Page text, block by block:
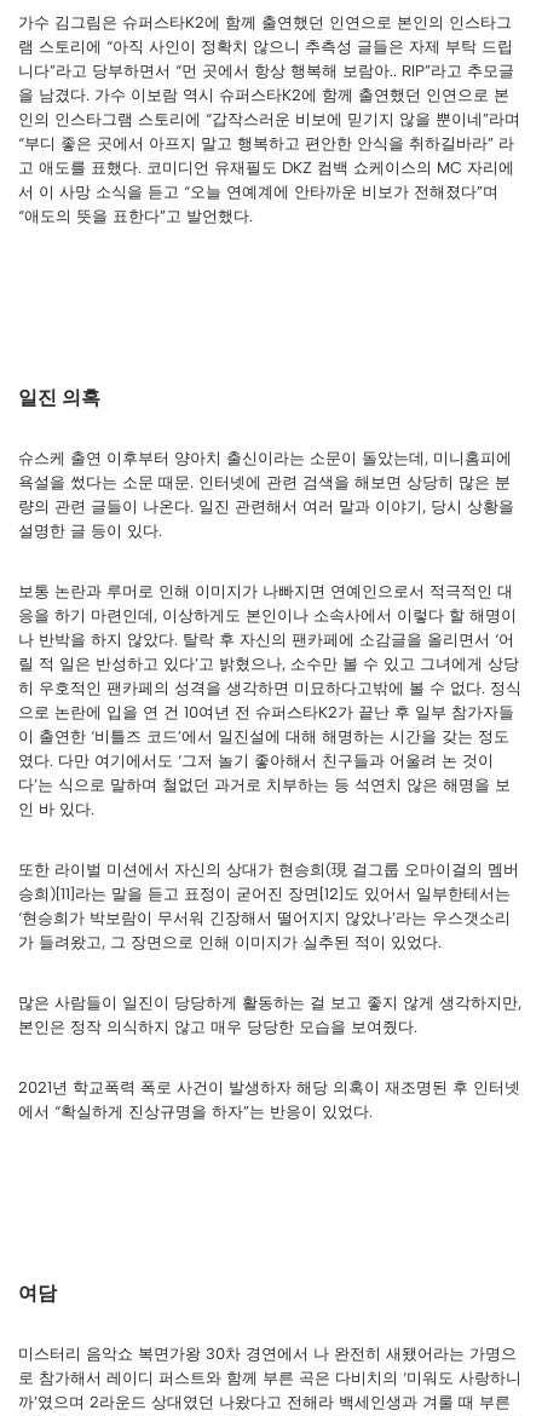
가수 김그림은 슈퍼스타K2에 함께 출연했던 인연으로 본인의 인스타그
램 스토리에 “아직 사인이 정확치 않으니 추측성 글들은 자제 부탁 드립
니다”라고 당부하면서 “먼 곳에서 항상 행복해 보람아.. RlP”라고 추모글
을 남겼다. 가수 이보람 역시 슈퍼스타K2에 함께 출연했던 인연으로 본
인의 인스타그램 스토리에 “갑작스러운 비보에 믿기지 않을 뿐이네”라며
“부디 좋은 곳에서 아프지 말고 행복하고 편안한 안식을 취하길바라” 라
고 애도를 표했다. 코미디언 유재필도 DKZ 컴백 쇼케이스의 MC 자리에
서 이 사망 소식을 듣고 “오늘 연예계에 안타까운 비보가 전해졌다”며
“애도의 뜻을 표한다”고 발언했다.
일진 의혹
슈스케 출연 이후부터 양아치 출신이라는 소문이 돌았는데, 미니홈피에
욕설을 썼다는 소문 때문. 인터넷에 관련 검색을 해보면 상당히 많은 분
량의 관련 글들이 나온다. 일진 관련해서 여러 말과 이야기, 당시 상황을
설명한 글 등이 있다.
보통 논란과 루머로 인해 이미지가 나빠지면 연예인으로서 적극적인 대
응을 하기 마련인데, 이상하게도 본인이나 소속사에서 이렇다 할 해명이
나 반박을 하지 않았다. 탈락 후 자신의 팬카페에 소감글을 올리면서 ‘어
릴 적 일은 반성하고 있다’고 밝혔으나, 소수만 볼 수 있고 그녀에게 상당
히 우호적인 팬카페의 성격을 생각하면 미묘하다고밖에 볼 수 없다. 정식
으로 논란에 입을 연 건 10여년 전 슈퍼스타K2가 끝난 후 일부 참가자들
이 출연한 ‘비틀즈 코드’에서 일진설에 대해 해명하는 시간을 갖는 정도
였다. 다만 여기에서도 ‘그저 놀기 좋아해서 친구들과 어울려 논 것이
다’는 식으로 말하며 철없던 과거로 치부하는 등 석연치 않은 해명을 보
인 바 있다.
또한 라이벌 미션에서 자신의 상대가 현승희(現 걸그룹 오마이걸의 멤버
승희)[11]라는 말을 듣고 표정이 굳어진 장면[12]도 있어서 일부한테서는
‘현승희가 박보람이 무서워 긴장해서 떨어지지 않았나’라는 우스갯소리
가 들려왔고, 그 장면으로 인해 이미지가 실추된 적이 있었다.
많은 사람들이 일진이 당당하게 활동하는 걸 보고 좋지 않게 생각하지만,
본인은 정작 의식하지 않고 매우 당당한 모습을 보여줬다.
2021년 학교폭력 폭로 사건이 발생하자 해당 의혹이 재조명된 후 인터넷
에서 “확실하게 진상규명을 하자”는 반응이 있었다.
여담
미스터리 음악쇼 복면가왕 30차 경연에서 나 완전히 새됐어라는 가명으
로 참가해서 레이디 퍼스트와 함께 부른 곡은 다비치의 ‘미워도 사랑하니
까’였으며 2라운드 상대였던 나왔다고 전해라 백세인생과 겨룰 때 부른